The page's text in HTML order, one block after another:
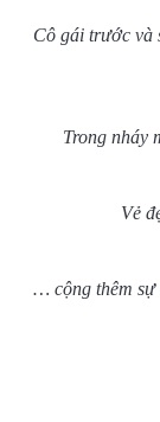
Cô gái trước và
Trong nháy
Vẻ
… cộng thêm sự